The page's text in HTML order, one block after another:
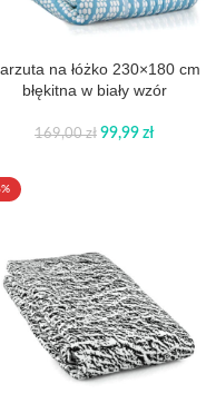
na łóżko 230×180 cm
błękitna w biały wzór
169,00zł 99,99 zł